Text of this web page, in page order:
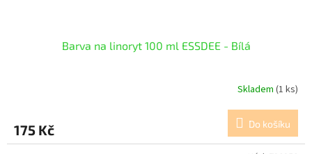
Barva na linoryt 100 ml ESSDEE - Bílá
Skladem (1 ks)
175 Kč Do košíku